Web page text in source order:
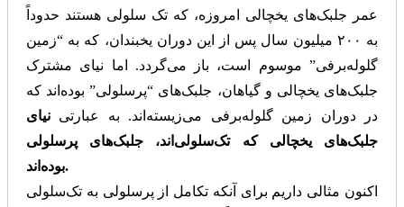
عمر جلبک‌های یخچالی امروزه، که تک سلولی هستند حدوداً
به ۲۰۰ میلیون سال پس از این دوران یخبندان، که به “زمین
گلوله‌برفی” موسوم است، باز می‌گردد. اما نیای مشترک
جلبک‌های یخچالی و گیاهان، جلبک‌های “پرسلولی” بوده‌اند که
در دوران زمین گلوله‌برفی می‌زیسته‌‌اند. به عبارتی نیای
جلبک‌های یخچالی که تک‌سلولی‌اند، جلبک‌های پرسلولی
بوده‌اند.
اکنون مثالی داریم برای آنکه تکامل از پرسلولی به تک‌سلولی